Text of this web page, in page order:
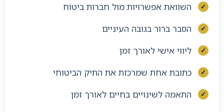
השוואת אפשרויות מול חברות ביטוח
הסבר ברור בגובה העיניים
ליווי אישי לאורך זמן
כתובת אחת שמרכזת את התיק הביטוחי
התאמה לשינויים בחיים לאורך זמן